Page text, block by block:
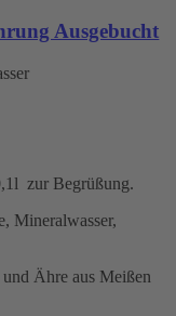
Ausgebucht
zur Begrüßung.
Mineralwasser,
Ähre aus Meißen